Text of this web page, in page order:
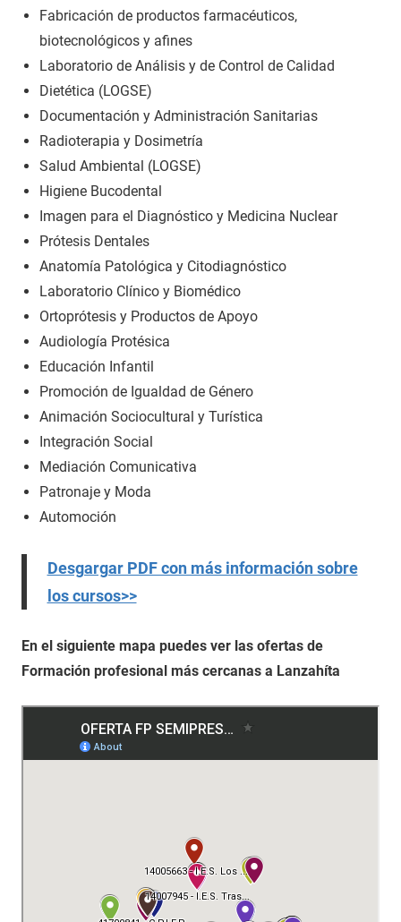
Fabricación de productos farmacéuticos,
biotecnológicos y afines
Laboratorio de Análisis y de Control de Calidad
Dietética (LOGSE)
Documentación y Administración Sanitarias
Radioterapia y Dosimetría
Salud Ambiental (LOGSE)
Higiene Bucodental
Imagen para el Diagnóstico y Medicina Nuclear
Prótesis Dentales
Anatomía Patológica y Citodiagnóstico
Laboratorio Clínico y Biomédico
Ortoprótesis y Productos de Apoyo
Audiología Protésica
Educación Infantil
Promoción de Igualdad de Género
Animación Sociocultural y Turística
Integración Social
Mediación Comunicativa
Patronaje y Moda
Automoción
Desgargar PDF con más información sobre
los cursos>>
En el siguiente mapa puedes ver las ofertas de
Formación profesional más cercanas a Lanzahíta